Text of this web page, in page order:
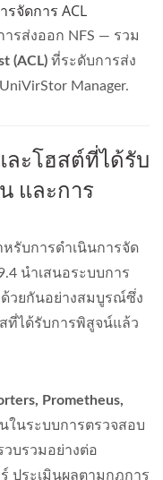
จัดการ ACL
รส่งออก NFS — รวม
(ACL) ที่ระดับการส่ง
Manager.
ละโฮสต์ที่ได้รับ
และการ
รับการดำเนินการจัด
นำเสนอระบบการ
ด้วยกันอย่างสมบูรณ์ซึ่ง
ที่ได้รับการพิสูจน์แล้ว
Prometheus,
ในระบบการตรวจสอบ
วบรวมอย่างต่อ
ประเมินผลตามกฎการ